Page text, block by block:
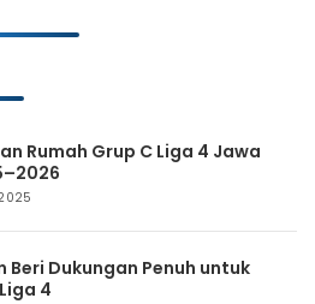
Rumah Grup C Liga 4 Jawa
Beri Dukungan Penuh untuk
4